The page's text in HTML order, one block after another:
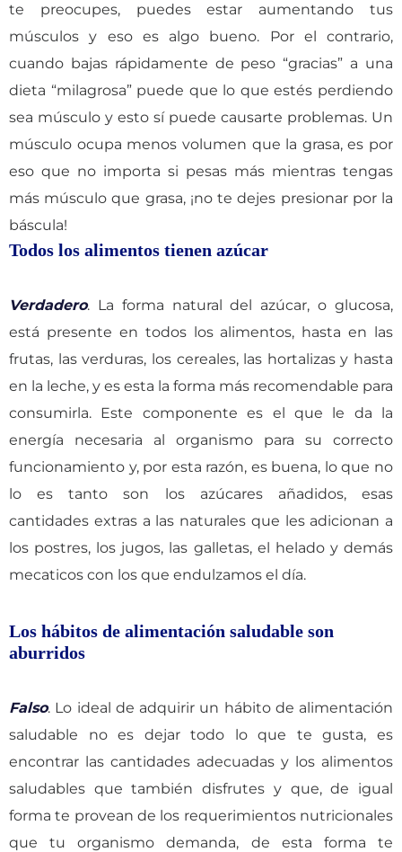
te preocupes, puedes estar aumentando tus
músculos y eso es algo bueno. Por el contrario,
cuando bajas rápidamente de peso “gracias” a una
dieta “milagrosa” puede que lo que estés perdiendo
sea músculo y esto sí puede causarte problemas. Un
músculo ocupa menos volumen que la grasa, es por
eso que no importa si pesas más mientras tengas
más músculo que grasa, ¡no te dejes presionar por la
báscula!
Todos los alimentos tienen azúcar
Verdadero. La forma natural del azúcar, o glucosa,
está presente en todos los alimentos, hasta en las
frutas, las verduras, los cereales, las hortalizas y hasta
en la leche, y es esta la forma más recomendable para
consumirla. Este componente es el que le da la
energía necesaria al organismo para su correcto
funcionamiento y, por esta razón, es buena, lo que no
lo es tanto son los azúcares añadidos, esas
cantidades extras a las naturales que les adicionan a
los postres, los jugos, las galletas, el helado y demás
mecaticos con los que endulzamos el día.
Los hábitos de alimentación saludable son
aburridos
Falso. Lo ideal de adquirir un hábito de alimentación
saludable no es dejar todo lo que te gusta, es
encontrar las cantidades adecuadas y los alimentos
saludables que también disfrutes y que, de igual
forma te provean de los requerimientos nutricionales
que tu organismo demanda, de esta forma te